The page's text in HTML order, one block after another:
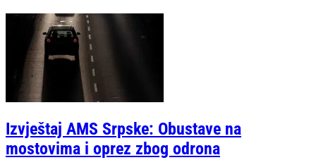
Izvještaj AMS Srpske: Obustave na
mostovima i oprez zbog odrona